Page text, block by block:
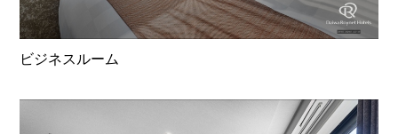
ビジネスルーム